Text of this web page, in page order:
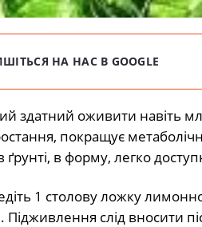
НА НАС В GOOGLE
здатний оживити навіть
покращує
в форму, легко
1 столову ложку
Підживлення слід вносити